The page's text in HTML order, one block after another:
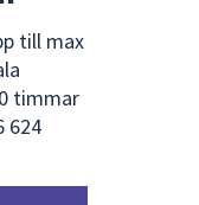
till max
timmar
624